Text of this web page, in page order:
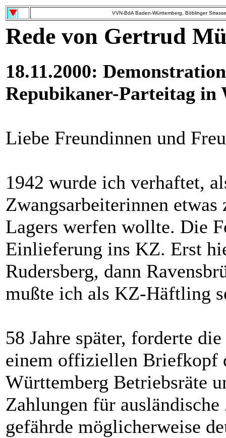
VVN-BdA Baden-Württemberg, Böblinger
Rede von Gertrud
18.11.2000:
Repubikaner-Parteitag in
Liebe Freundinnen und
1942 wurde ich verhaftet,
Zwangsarbeiterinnen etwas
Lagers werfen wollte. Die
Einlieferung ins KZ. Erst
Rudersberg, dann
mußte ich als KZ-Häftling
58 Jahre später, forderte
einem offiziellen Briefkopf
Württemberg Betriebsräte
Zahlungen für
gefährde möglicherweise